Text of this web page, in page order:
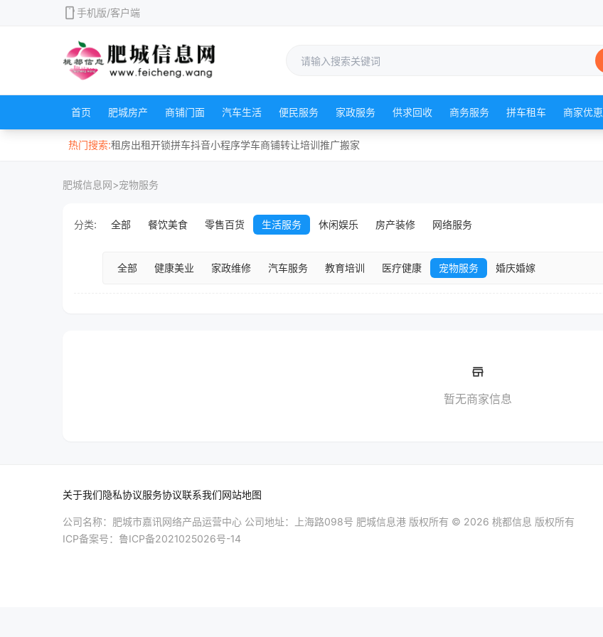
mobile手机版/客户端
首页 肥城房产 商铺门面 汽车生活 便民服务 家政服务 供求回收 商务服务 拼车租车 商家优恵
热门搜索:租房出租开锁拼车抖音小程序学车商铺转让培训推广搬家
肥城信息网>宠物服务
分类: 全部 餐饮美食 零售百货 生活服务 休闲娱乐 房产装修 网络服务
全部 健康美业 家政维修 汽车服务 教育培训 医疗健康 宠物服务 婚庆婚嫁
store_mall_directory
暂无商家信息
关于我们隐私协议服务协议联系我们网站地图
公司名称：肥城市嘉讯网络产品运营中心 公司地址：上海路098号 肥城信息港 版权所有 © 2026 桃都信息 版权所有
ICP备案号： 鲁ICP备2021025026号-14